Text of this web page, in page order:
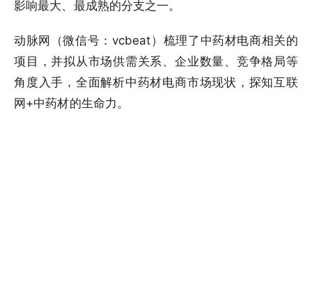
影响最大、最成熟的分支之一。
动脉网（微信号：vcbeat）梳理了中药材电商相关的
项目，并拟从市场供需关系、企业数量、竞争格局等
角度入手，全面解析中药材电商市场现状，探知互联
网+中药材的生命力。